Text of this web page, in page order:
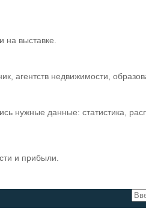
выставке.
недвижимости,
нужные данные: статистика,
и прибыли.